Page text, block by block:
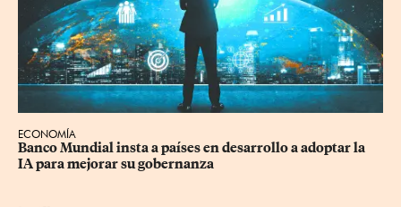
ECONOMÍA
Banco Mundial insta a países en desarrollo a adoptar la
IA para mejorar su gobernanza